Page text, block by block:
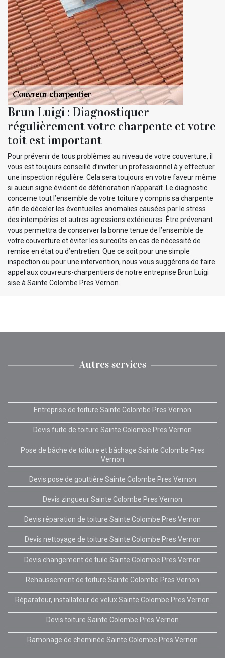
Brun Luigi : Diagnostiquer
régulièrement votre charpente et votre
toit est important
Pour prévenir de tous problèmes au niveau de votre couverture, il
vous est toujours conseillé d’inviter un professionnel à y effectuer
une inspection régulière. Cela sera toujours en votre faveur même
si aucun signe évident de détérioration n’apparaît. Le diagnostic
concerne tout l’ensemble de votre toiture y compris sa charpente
afin de déceler les éventuelles anomalies causées par le stress
des intempéries et autres agressions extérieures. Être prévenant
vous permettra de conserver la bonne tenue de l’ensemble de
votre couverture et éviter les surcoûts en cas de nécessité de
remise en état ou d’entretien. Que ce soit pour une simple
inspection ou pour une intervention, nous vous suggérons de faire
appel aux couvreurs-charpentiers de notre entreprise Brun Luigi
sise à Sainte Colombe Pres Vernon.
Autres services
Entreprise de toiture Sainte Colombe Pres Vernon
Devis fuite de toiture Sainte Colombe Pres Vernon
Pose de bâche de toiture et bâchage Sainte Colombe Pres
Vernon
Devis pose de gouttière Sainte Colombe Pres Vernon
Devis zingueur Sainte Colombe Pres Vernon
Devis réparation de toiture Sainte Colombe Pres Vernon
Devis nettoyage de toiture Sainte Colombe Pres Vernon
Devis changement de tuile Sainte Colombe Pres Vernon
Rehaussement de toiture Sainte Colombe Pres Vernon
Réparateur, installateur de velux Sainte Colombe Pres Vernon
Devis toiture Sainte Colombe Pres Vernon
Ramonage de cheminée Sainte Colombe Pres Vernon